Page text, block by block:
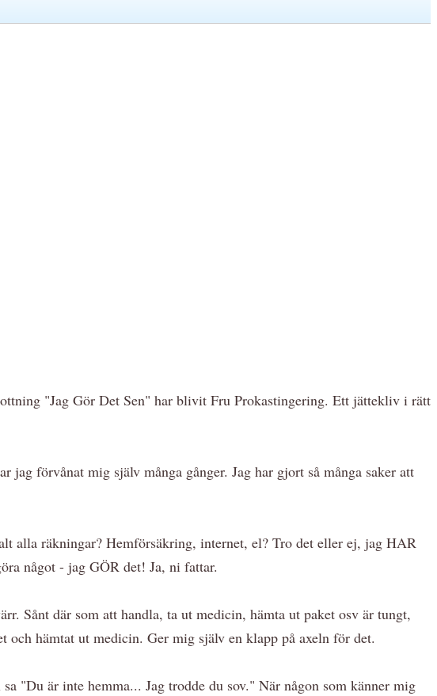
"Jag Gör Det Sen" har blivit Fru Prokastingering. Ett jättekliv i rätt
förvånat mig själv många gånger. Jag har gjort så många saker att
alla räkningar? Hemförsäkring, internet, el? Tro det eller ej, jag HAR
något - jag GÖR det! Ja, ni fattar.
Sånt där som att handla, ta ut medicin, hämta ut paket osv är tungt,
hämtat ut medicin. Ger mig själv en klapp på axeln för det.
"Du är inte hemma... Jag trodde du sov." När någon som känner mig